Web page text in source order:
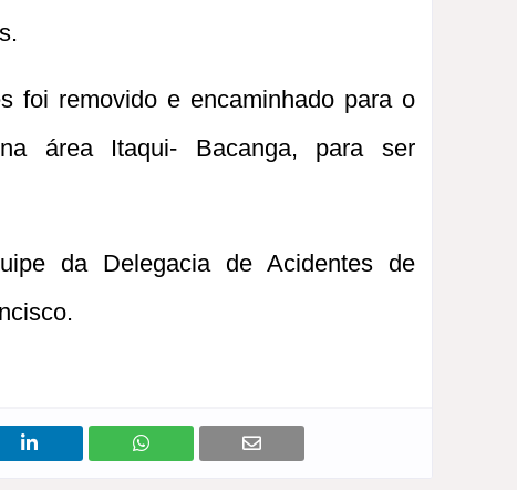
foi removido e encaminhado para o
área Itaqui- Bacanga, para ser
da Delegacia de Acidentes de